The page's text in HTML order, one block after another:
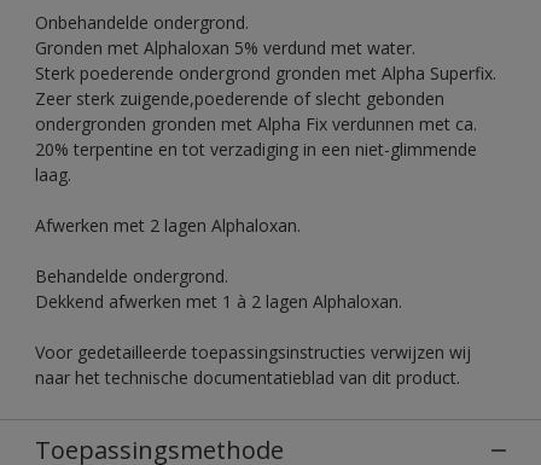
Onbehandelde ondergrond.
Gronden met Alphaloxan 5% verdund met water.
Sterk poederende ondergrond gronden met Alpha Superfix.
Zeer sterk zuigende,poederende of slecht gebonden
ondergronden gronden met Alpha Fix verdunnen met ca.
20% terpentine en tot verzadiging in een niet-glimmende
laag.
Afwerken met 2 lagen Alphaloxan.
Behandelde ondergrond.
Dekkend afwerken met 1 à 2 lagen Alphaloxan.
Voor gedetailleerde toepassingsinstructies verwijzen wij
naar het technische documentatieblad van dit product.
Toepassingsmethode